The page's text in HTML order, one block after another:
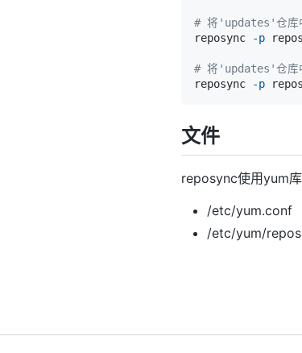
# 将'updates'仓库
reposync
-p
# 将'updates'仓库
reposync
-p
文件
reposync使用yum
/etc/yum.conf
/etc/yum/